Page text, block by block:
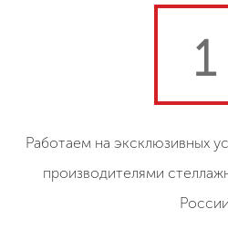
1
Работаем на эксклюзивных
производителями
России